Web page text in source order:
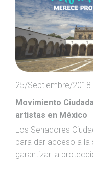
25/Septiembre/2018
Movimiento
artistas en México
Los Senadores
para dar acceso a la
garantizar la